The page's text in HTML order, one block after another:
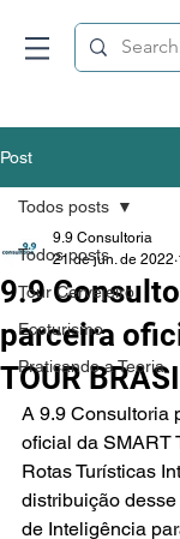
Post
Todos posts
Tour Cervejeiro
Ecoturismo
Praticando a Teoria
Todos posts
9.9
parceira
TOUR
9.9 Consultoria
21 de jun. de 2022
A 9.9 Consultoria
oficial da SMART
Rotas Turísticas
distribuição
de Inteligência